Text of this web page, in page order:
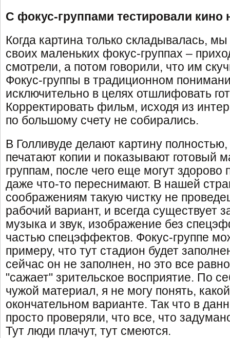
С фокус-группами тестировали кино
Когда картина только складывалась,
своих маленьких фокус-группах –
смотрели, а потом говорили, что им
Фокус-группы в традиционном
исключительно в целях отшлифовать
Корректировать фильм, исходя из
по большому счету не собирались.
В Голливуде делают картину
печатают копии и показывают готовый
группам, после чего еще могут здорово
даже что-то переснимают. В нашей
соображениям такую чистку не
рабочий вариант, и всегда существует
музыка и звук, изображение без
частью спецэффектов. Фокус-группе
примеру, что тут стадион будет
сейчас он не заполнен, но это все
"сажает" зрительское восприятие. По
чужой материал, я не могу понять,
окончательном варианте. Так что в
просто проверяли, что все, что
Тут люди плачут, тут смеются.